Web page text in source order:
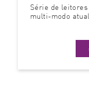
Série de
multi-modo